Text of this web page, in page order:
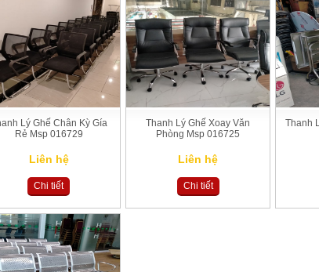
Lý Ghế Chân Kỳ Gía
Rẻ Msp 016729
Liên hệ
Chi tiết
Thanh Lý Ghế Xoay Văn
Phòng Msp 016725
Liên hệ
Chi tiết
Thanh